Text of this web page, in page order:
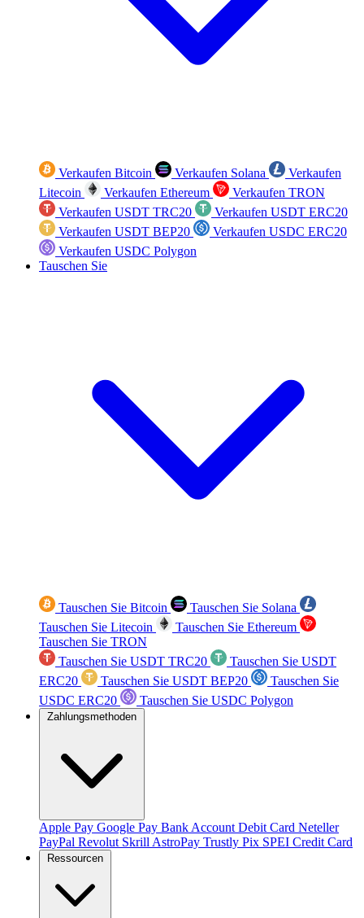
Verkaufen Bitcoin Verkaufen Solana
Verkaufen
Litecoin
Verkaufen Ethereum
Verkaufen TRON
Verkaufen USDT TRC20
Verkaufen USDT ERC20
Verkaufen USDT BEP20
Verkaufen USDC ERC20
Verkaufen USDC Polygon
Tauschen Sie
Tauschen Sie Bitcoin
Tauschen Sie Solana
Tauschen Sie Litecoin
Tauschen Sie Ethereum
Tauschen Sie TRON
Tauschen Sie USDT TRC20
Tauschen Sie USDT
ERC20
Tauschen Sie USDT BEP20
Tauschen Sie
USDC ERC20
Tauschen Sie USDC Polygon
Zahlungsmethoden
Apple Pay Google Pay Bank Account Debit Card Neteller
PayPal Revolut Skrill AstroPay Trustly Pix SPEI Credit Card
Ressourcen